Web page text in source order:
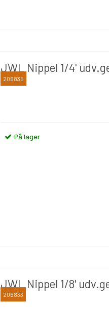
JWL Nippel 1/4'
JWL
206835
På lager
JWL Nippel 1/8'
JWL
206833